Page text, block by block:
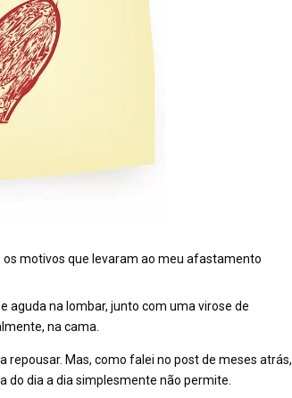
os motivos que levaram ao meu afastamento
aguda na lombar, junto com uma virose de
na cama.
repousar. Mas, como falei no post de meses atrás,
do dia a dia simplesmente não permite.